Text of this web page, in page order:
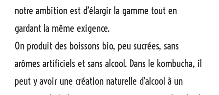
notre ambition est d’élargir la gamme tout en
gardant la même exigence.
On produit des boissons bio, peu sucrées, sans
arômes artificiels et sans alcool. Dans le kombucha, il
peut y avoir une création naturelle d’alcool à un